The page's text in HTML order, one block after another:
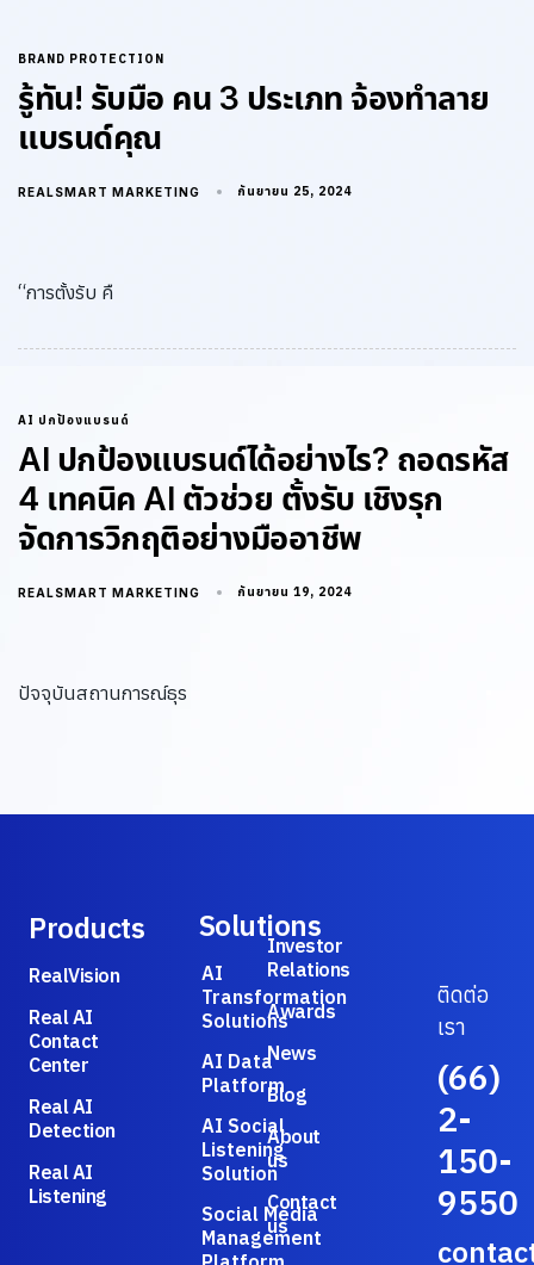
BRAND PROTECTION
รู้ทัน! รับมือ คน 3 ประเภท จ้องทำลาย
แบรนด์คุณ
REALSMART MARKETING กันยายน 25, 2024
“การตั้งรับ คื
AI ปกป้องแบรนด์
AI ปกป้องแบรนด์ได้อย่างไร? ถอดรหัส
4 เทคนิค AI ตัวช่วย ตั้งรับ เชิงรุก
จัดการวิกฤติอย่างมืออาชีพ
REALSMART MARKETING กันยายน 19, 2024
ปัจจุบันสถานการณ์ธุร
ติดต่อ
เรา
(66)
2-
150-
9550
Products
RealVision
Real AI
Contact
Center
Real AI
Detection
Real AI
Listening
Solutions
AI
Transformation
Solutions
AI Data
Platform
AI Social
Listening
Solution
Social Media
Management
Investor
Relations
Awards
News
Blog
About
us
Contact
us